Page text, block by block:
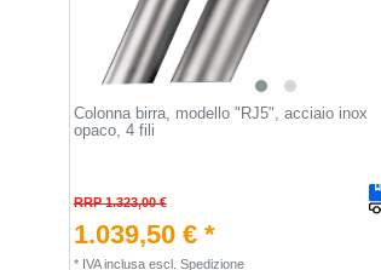
Colonna birra, modello "RJ5", acciaio inox
opaco, 4 fili
RRP 1.323,00 €
1.039,50 € *
* IVA inclusaescl. Spedizione